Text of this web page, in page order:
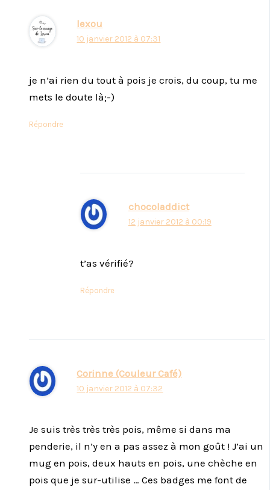
lexou
10 janvier 2012 à 07:31
je n’ai rien du tout à pois je crois, du coup, tu me
mets le doute là;-)
Répondre
chocoladdict
12 janvier 2012 à 00:19
t’as vérifié?
Répondre
Corinne (Couleur Café)
10 janvier 2012 à 07:32
Je suis très très très pois, même si dans ma
penderie, il n’y en a pas assez à mon goût ! J’ai un
mug en pois, deux hauts en pois, une chèche en
pois que je sur-utilise … Ces badges me font de